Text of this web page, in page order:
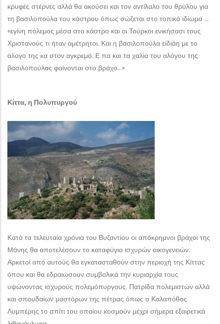
κρυφές στέρνες αλλά θα ακούσει και τον αντίλαλο του θρύλου για
τη βασιλοπούλα του κάστρου όπως σώζεται στο τοπικό ιδίωμα …
«εγίνη πόλεμος μέσα στο κάστρο και οι Τούρκοι ενικήσασι τους
Χριστανούς τι ήταν αμέτρητοι. Και η βασιλοπούλα είδιάη με το
άλογο της κα στον αγκρεμό. Ε πα και τα χαλία του αλόγου της
βασιλοπούλας φαίνονται στο βράχο…»
Κίττα, η Πολυπυργού
Κατά τα τελευταία χρόνια του Βυζαντίου οι απόκρημνοι βράχοι της
Μάνης θα αποτελέσουν το καταφύγιο ισχυρών οικογενειών.
Αρκετοί από αυτούς θα εγκατασταθούν στην περιοχή της Κίττας
όπου και θα εδραιώσουν συμβολικά την κυριαρχία τους
υψώνοντας ισχυρούς πολεμόπυργους. Πατρίδα πολεμιστών αλλά
και σπουδαίων μαστόρων της πέτρας όπως ο Καλαπόθος
Λυμπέρης το σπίτι του οποίου κοσμούν μέχρι σήμερα εξαιρετικά